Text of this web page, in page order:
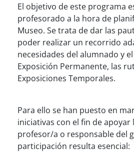
El objetivo de este programa
profesorado a la hora de
Museo. Se trata de dar las
poder realizar un recorrido
necesidades del alumnado y
Exposición Permanente, las
Exposiciones Temporales.
Para ello se han puesto en
iniciativas con el fin de apoyar
profesor/a o responsable del
participación resulta esencial: